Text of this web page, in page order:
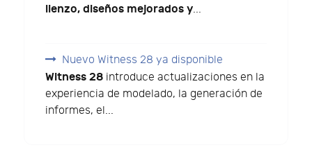
lienzo, diseños mejorados y...
Nuevo Witness 28 ya disponible
Witness 28 introduce actualizaciones en la
experiencia de modelado, la generación de
informes, el...